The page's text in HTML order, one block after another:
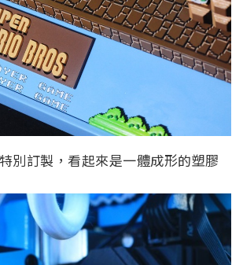
別訂製，看起來是一體成形的塑膠